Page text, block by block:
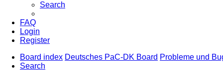
Search
FAQ
Login
Register
Board index Deutsches PaC-DK Board Probleme und
Search